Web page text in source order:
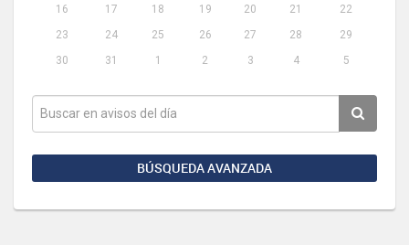
16
17 18 19 20 21
22
23
24 25 26 27 28
29
30
31 1 2 3 4 5
BÚSQUEDA AVANZADA